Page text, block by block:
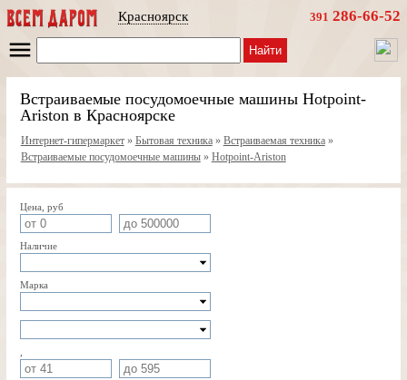
Красноярск 391 286-66-52
Найти
Встраиваемые посудомоечные машины Hotpoint-
Ariston в Красноярске
Интернет-гипермаркет» Бытовая техника» Встраиваемая техника»
Встраиваемые посудомоечные машины» Hotpoint-Ariston
Цена, руб
Наличие
Марка